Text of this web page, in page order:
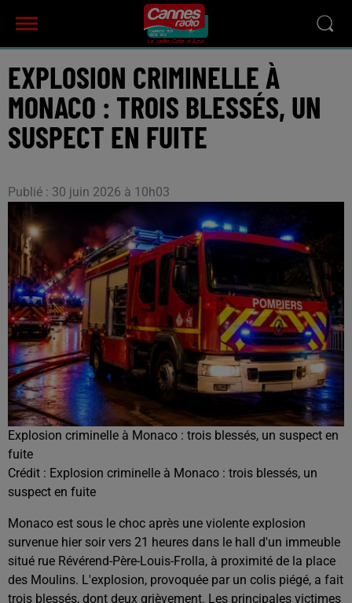
EXPLOSION CRIMINELLE À
MONACO : TROIS BLESSÉS, UN
SUSPECT EN FUITE
Publié : 30 juin 2026 à 10h03
Explosion criminelle à Monaco : trois blessés, un suspect en
fuite
Crédit : Explosion criminelle à Monaco : trois blessés, un
suspect en fuite
Monaco est sous le choc après une violente explosion
survenue hier soir vers 21 heures dans le hall d'un immeuble
situé rue Révérend-Père-Louis-Frolla, à proximité de la place
des Moulins. L'explosion, provoquée par un colis piégé, a fait
trois blessés, dont deux grièvement. Les principales victimes